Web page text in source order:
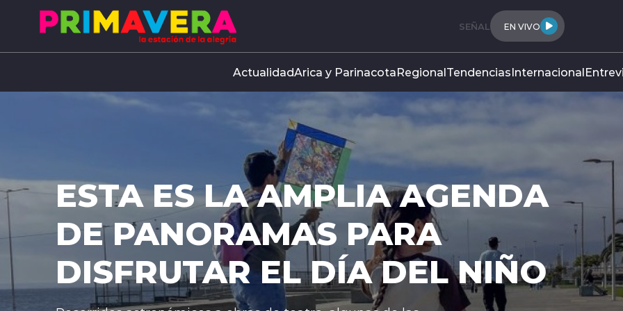
SEÑAL EN VIVO
ActualidadArica y ParinacotaRegionalTendenciasInternacional
ES LA AMPLIA AGENDA
PARA
EL DÍA DEL NIÑO